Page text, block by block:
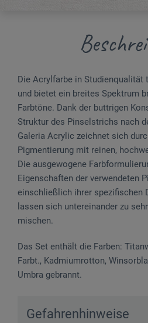
Die Acrylfarbe in
und bietet ein breites Spektrum
Farbtöne. Dank der buttrigen
Struktur des Pinselstrichs nach
Galeria Acrylic zeichnet sich
Pigmentierung mit reinen,
Die ausgewogene
Eigenschaften der verwendeten
einschließlich ihrer spezifischen
lassen sich untereinander zu
mischen.
Das Set enthält die Farben:
Farbt., Kadmiumrotton,
Umbra gebrannt.
Gefahrenhinweise